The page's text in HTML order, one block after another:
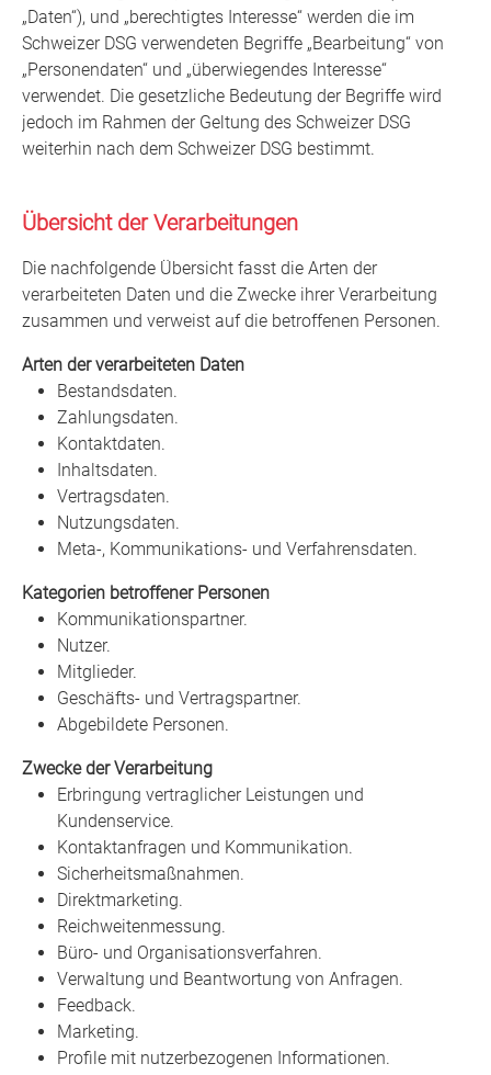
„Daten“), und „berechtigtes Interesse“ werden die im
Schweizer DSG verwendeten Begriffe „Bearbeitung“ von
„Personendaten“ und „überwiegendes Interesse“
verwendet. Die gesetzliche Bedeutung der Begriffe wird
jedoch im Rahmen der Geltung des Schweizer DSG
weiterhin nach dem Schweizer DSG bestimmt.
Übersicht der Verarbeitungen
Die nachfolgende Übersicht fasst die Arten der
verarbeiteten Daten und die Zwecke ihrer Verarbeitung
zusammen und verweist auf die betroffenen Personen.
Arten der verarbeiteten Daten
Bestandsdaten.
Zahlungsdaten.
Kontaktdaten.
Inhaltsdaten.
Vertragsdaten.
Nutzungsdaten.
Meta-, Kommunikations- und Verfahrensdaten.
Kategorien betroffener Personen
Kommunikationspartner.
Nutzer.
Mitglieder.
Geschäfts- und Vertragspartner.
Abgebildete Personen.
Zwecke der Verarbeitung
Erbringung vertraglicher Leistungen und
Kundenservice.
Kontaktanfragen und Kommunikation.
Sicherheitsmaßnahmen.
Direktmarketing.
Reichweitenmessung.
Büro- und Organisationsverfahren.
Verwaltung und Beantwortung von Anfragen.
Feedback.
Marketing.
Profile mit nutzerbezogenen Informationen.